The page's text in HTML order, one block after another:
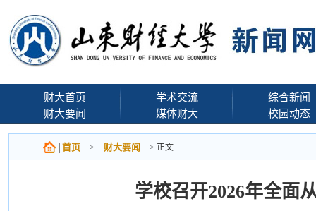
财大首页
财大要闻
学术交流
媒体财大
综合新闻
校园动态
首页 > 财大要闻 > 正文
学校召开2026年全面